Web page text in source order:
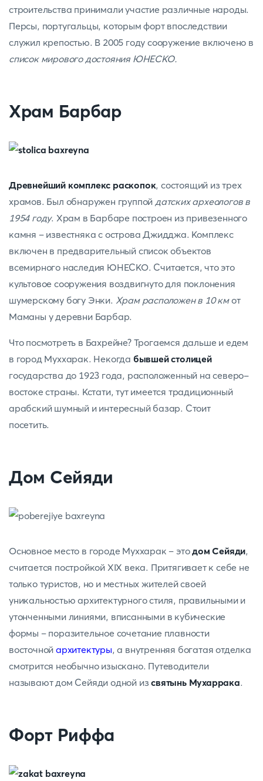
строительства принимали участие различные народы.
Персы, португальцы, которым форт впоследствии
служил крепостью. В 2005 году сооружение включено в
список мирового достояния ЮНЕСКО.
Храм Барбар
Древнейший комплекс раскопок, состоящий из трех
храмов. Был обнаружен группойдатских археологов в
1954 году. Храм в Барбаре построен из привезенного
камня – известняка с острова Джидджа. Комплекс
включен в предварительный список объектов
всемирного наследия ЮНЕСКО. Считается, что это
культовое сооружения воздвигнуто для поклонения
шумерскому богу Энки. Храм расположен в 10 кмот
Маманы у деревни Барбар.
Что посмотреть в Бахрейне? Трогаемся дальше и едем
в город Муххарак. Некогда бывшей столицей
государства до 1923 года, расположенный на северо-
востоке страны. Кстати, тут имеется традиционный
арабский шумный и интересный базар. Стоит
посетить.
Дом Сейяди
Основное место в городе Муххарак – этодом Сейяди,
считается постройкой XIX века. Притягивает к себе не
только туристов, но и местных жителей своей
уникальностью архитектурного стиля, правильными и
утонченными линиями, вписанными в кубические
формы – поразительное сочетание плавности
восточнойархитектуры, а внутренняя богатая отделка
смотрится необычно изыскано. Путеводители
называют дом Сейяди одной изсвятынь Мухаррака.
Форт Риффа